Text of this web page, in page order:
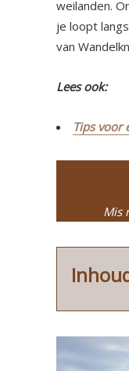
weilanden.
je loopt
van
Lees ook:
Tips voor
Mis